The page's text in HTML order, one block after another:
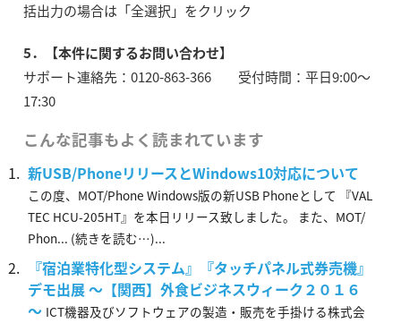
括出力の場合は「全選択」をクリック
5．【本件に関するお問い合わせ】
サポート連絡先：0120-863-366 受付時間：平日9:00〜
17:30
こんな記事もよく読まれています
新USB/PhoneリリースとWindows10対応について
この度、MOT/Phone Windows版の新USB Phoneとして 『VAL
TEC HCU-205HT』を本日リリース致しました。 また、MOT/
Phon... (続きを読む…)...
『宿泊業特化型システム』『タッチパネル式券売機』
デモ出展 ～【関西】外食ビジネスウィーク２０１６
～ ICT機器及びソフトウェアの製造・販売を手掛ける株式会